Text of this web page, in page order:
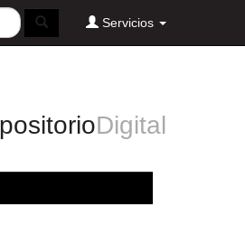
Servicios
Digital